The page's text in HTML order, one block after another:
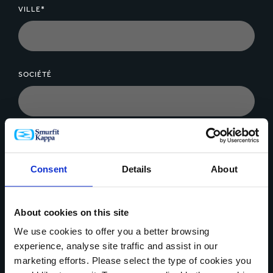
Consent Details About
About cookies on this site
We use cookies to offer you a better browsing
experience, analyse site traffic and assist in our
marketing efforts. Please select the type of cookies you
VILLE*
SOCIÉTÉ
MESSAGE*
Télécharger un fichier